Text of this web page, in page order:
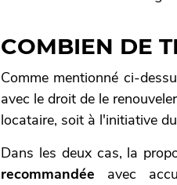
COMBIEN DE
Comme mentionné ci-
avec le droit de le
locataire, soit à l'initiative
Dans les deux cas, la
recommandée avec